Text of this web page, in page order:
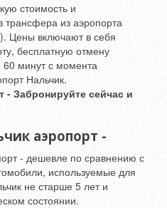
стоимость и
из аэропорта
Цены включают в себя
бесплатную отмену
минут с момента
Нальчик.
- Забронируйте сейчас и
аэропорт -
- дешевле по сравнению с
используемые для
не старше 5 лет и
состоянии.